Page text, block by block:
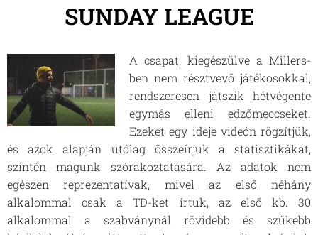
SUNDAY LEAGUE
A csapat, kiegészülve a Millers-
ben nem résztvevő játékosokkal,
rendszeresen játszik hétvégente
egymás elleni edzőmeccseket.
Ezeket egy ideje videón rögzítjük,
és azok alapján utólag összeírjuk a statisztikákat,
szintén magunk szórakoztatására. Az adatok nem
egészen reprezentatívak, mivel az első néhány
alkalommal csak a TD-ket írtuk, az első kb. 30
alkalommal a szabványnál rövidebb és szűkebb